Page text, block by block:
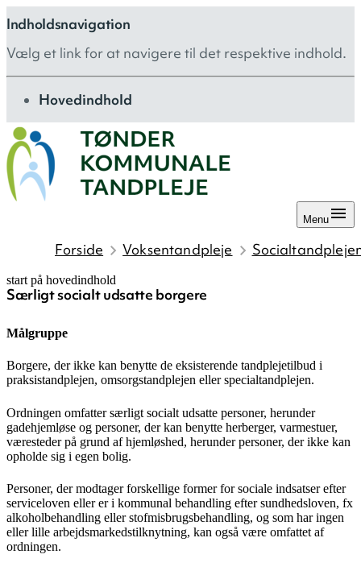
Indholdsnavigation
Vælg et link for at navigere til det respektive indhold.
gå til
Hovedindhold
Menu
Forside Voksentandpleje
start på hovedindhold
Særligt socialt udsatte borgere
senest opdateret 23. marts 2026
Målgruppe
Borgere, der ikke kan benytte de eksisterende tandplejetilbud i
praksistandplejen, omsorgstandplejen eller specialtandplejen.
Ordningen omfatter særligt socialt udsatte personer, herunder
gadehjemløse og personer, der kan benytte herberger, varmestuer,
væresteder på grund af hjemløshed, herunder personer, der ikke kan
opholde sig i egen bolig.
Personer, der modtager forskellige former for sociale indsatser efter
serviceloven eller er i kommunal behandling efter sundhedsloven, fx
alkoholbehandling eller stofmisbrugsbehandling, og som har ingen
eller lille arbejdsmarkedstilknytning, kan også være omfattet af
ordningen.